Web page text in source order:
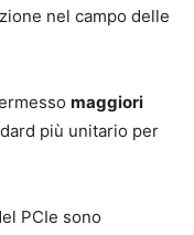
nel campo delle
maggiori
più unitario per
PCIe sono